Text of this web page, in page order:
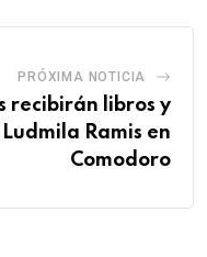
PRÓXIMA NOTICIA
recibirán libros y
Ramis en
Comodoro